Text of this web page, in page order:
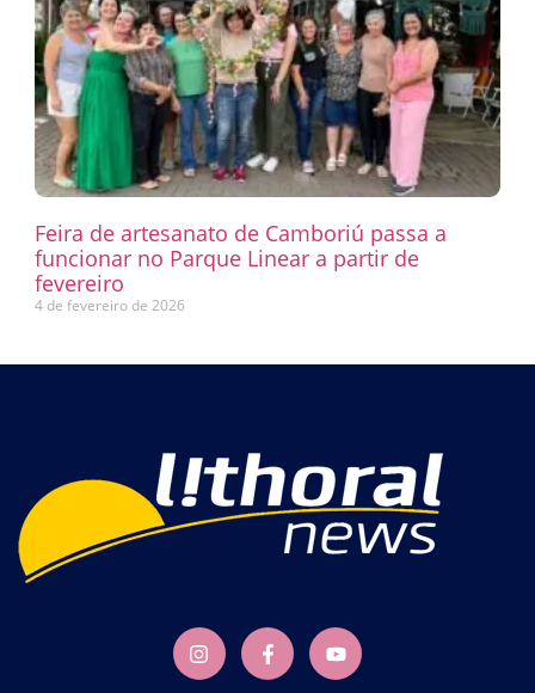
Feira de artesanato de Camboriú passa a
funcionar no Parque Linear a partir de
fevereiro
4 de fevereiro de 2026